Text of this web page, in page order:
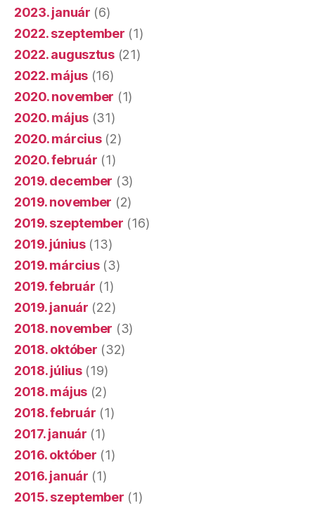
2023. január (6)
2022. szeptember (1)
2022. augusztus(21)
2022. május (16)
2020. november (1)
2020. május (31)
2020. március(2)
2020. február (1)
2019. december (3)
2019. november (2)
2019. szeptember (16)
2019. június(13)
2019. március(3)
2019. február (1)
2019. január (22)
2018. november (3)
2018. október (32)
2018. július(19)
2018. május (2)
2018. február (1)
2017. január (1)
2016. október (1)
2016. január (1)
2015. szeptember (1)